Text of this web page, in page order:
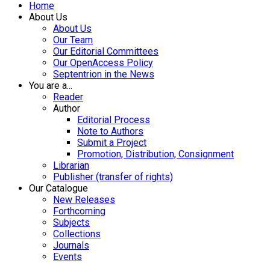
Home
About Us
About Us
Our Team
Our Editorial Committees
Our OpenAccess Policy
Septentrion in the News
You are a...
Reader
Author
Editorial Process
Note to Authors
Submit a Project
Promotion, Distribution, Consignment
Librarian
Publisher (transfer of rights)
Our Catalogue
New Releases
Forthcoming
Subjects
Collections
Journals
Events